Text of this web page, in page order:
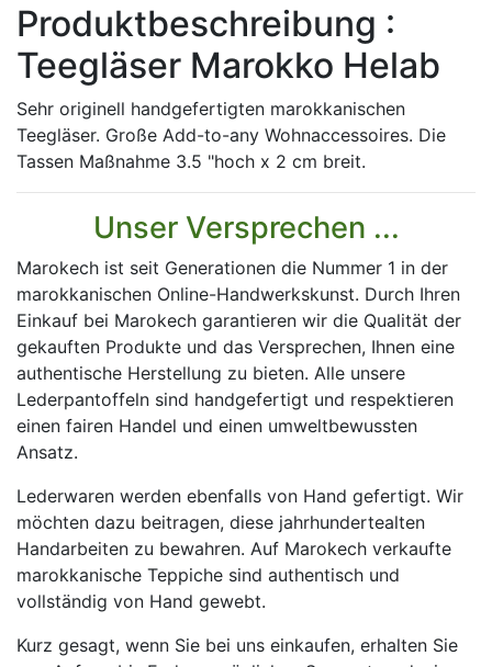
Produktbeschreibung :
Teegläser Marokko Helab
Sehr originell handgefertigten marokkanischen
Teegläser. Große Add-to-any Wohnaccessoires. Die
Tassen Maßnahme 3.5 "hoch x 2 cm breit.
Unser Versprechen ...
Marokech ist seit Generationen die Nummer 1 in der
marokkanischen Online-Handwerkskunst. Durch Ihren
Einkauf bei Marokech garantieren wir die Qualität der
gekauften Produkte und das Versprechen, Ihnen eine
authentische Herstellung zu bieten. Alle unsere
Lederpantoffeln sind handgefertigt und respektieren
einen fairen Handel und einen umweltbewussten
Ansatz.
Lederwaren werden ebenfalls von Hand gefertigt. Wir
möchten dazu beitragen, diese jahrhundertealten
Handarbeiten zu bewahren. Auf Marokech verkaufte
marokkanische Teppiche sind authentisch und
vollständig von Hand gewebt.
Kurz gesagt, wenn Sie bei uns einkaufen, erhalten Sie